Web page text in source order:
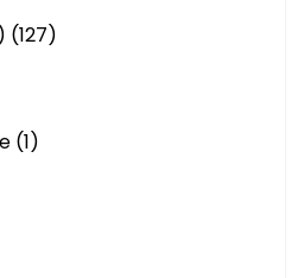
(127)
(1)